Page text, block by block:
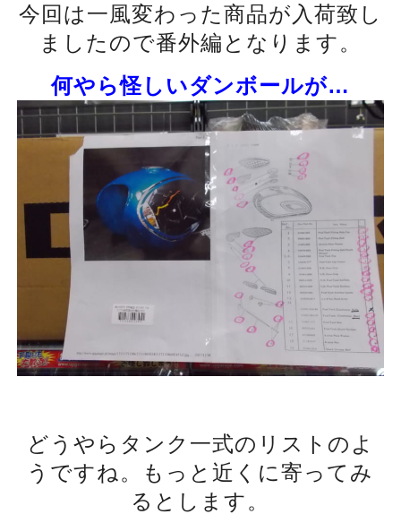
今回は一風変わった商品が入荷致し
ましたので番外編となります。
何やら怪しいダンボールが…
どうやらタンク一式のリストのよ
うですね。もっと近くに寄ってみ
るとします。